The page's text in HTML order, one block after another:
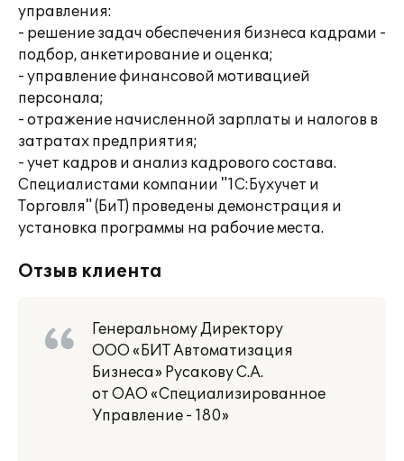
управления:
- решение задач обеспечения бизнеса кадрами -
подбор, анкетирование и оценка;
- управление финансовой мотивацией
персонала;
- отражение начисленной зарплаты и налогов в
затратах предприятия;
- учет кадров и анализ кадрового состава.
Специалистами компании "1С:Бухучет и
Торговля" (БиТ) проведены демонстрация и
установка программы на рабочие места.
Отзыв клиента
Генеральному Директору
ООО «БИТ Автоматизация
Бизнеса» Русакову С.А.
от ОАО «Специализированное
Управление - 180»